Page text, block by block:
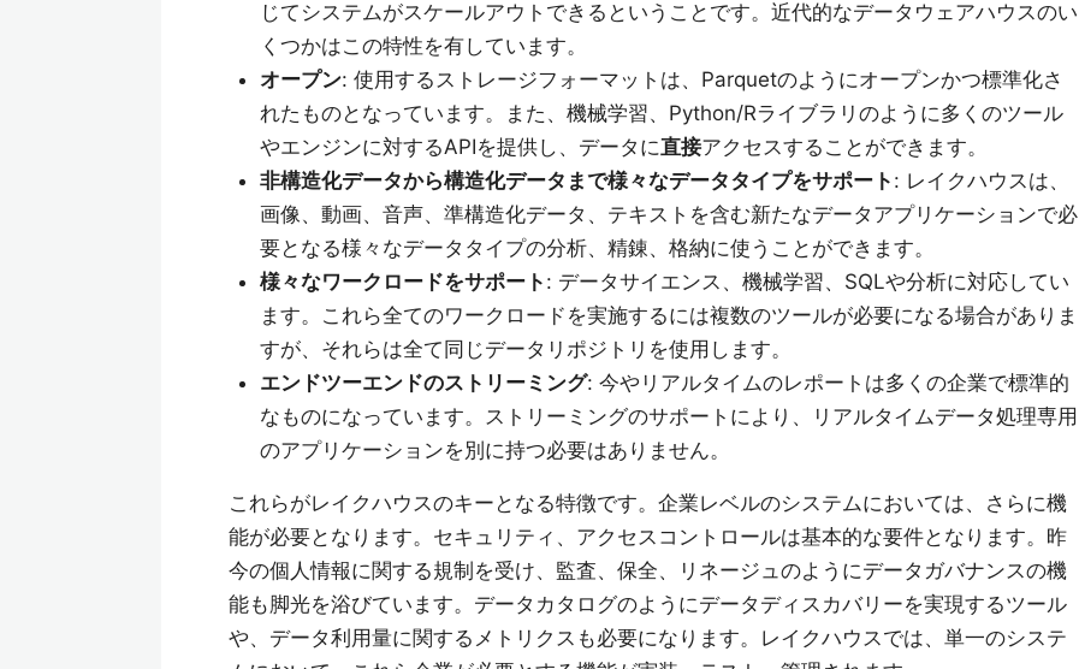
じてシステムがスケールアウトできるということです。近代的なデータウェアハウスのい
くつかはこの特性を有しています。
オープン: 使用するストレージフォーマットは、Parquetのようにオープンかつ標準化さ
れたものとなっています。また、機械学習、Python/Rライブラリのように多くのツール
やエンジンに対するAPIを提供し、データに直接アクセスすることができます。
非構造化データから構造化データまで様々なデータタイプをサポート : レイクハウスは、
画像、動画、音声、準構造化データ、テキストを含む新たなデータアプリケーションで必
要となる様々なデータタイプの分析、精錬、格納に使うことができます。
様々なワークロードをサポート : データサイエンス、機械学習、SQLや分析に対応してい
ます。これら全てのワークロードを実施するには複数のツールが必要になる場合がありま
すが、それらは全て同じデータリポジトリを使用します。
エンドツーエンドのストリーミング: 今やリアルタイムのレポートは多くの企業で標準的
なものになっています。ストリーミングのサポートにより、リアルタイムデータ処理専用
のアプリケーションを別に持つ必要はありません。
これらがレイクハウスのキーとなる特徴です。企業レベルのシステムにおいては、さらに機
能が必要となります。セキュリティ、アクセスコントロールは基本的な要件となります。昨
今の個人情報に関する規制を受け、監査、保全、リネージュのようにデータガバナンスの機
能も脚光を浴びています。データカタログのようにデータディスカバリーを実現するツール
や、データ利用量に関するメトリクスも必要になります。レイクハウスでは、単一のシステ